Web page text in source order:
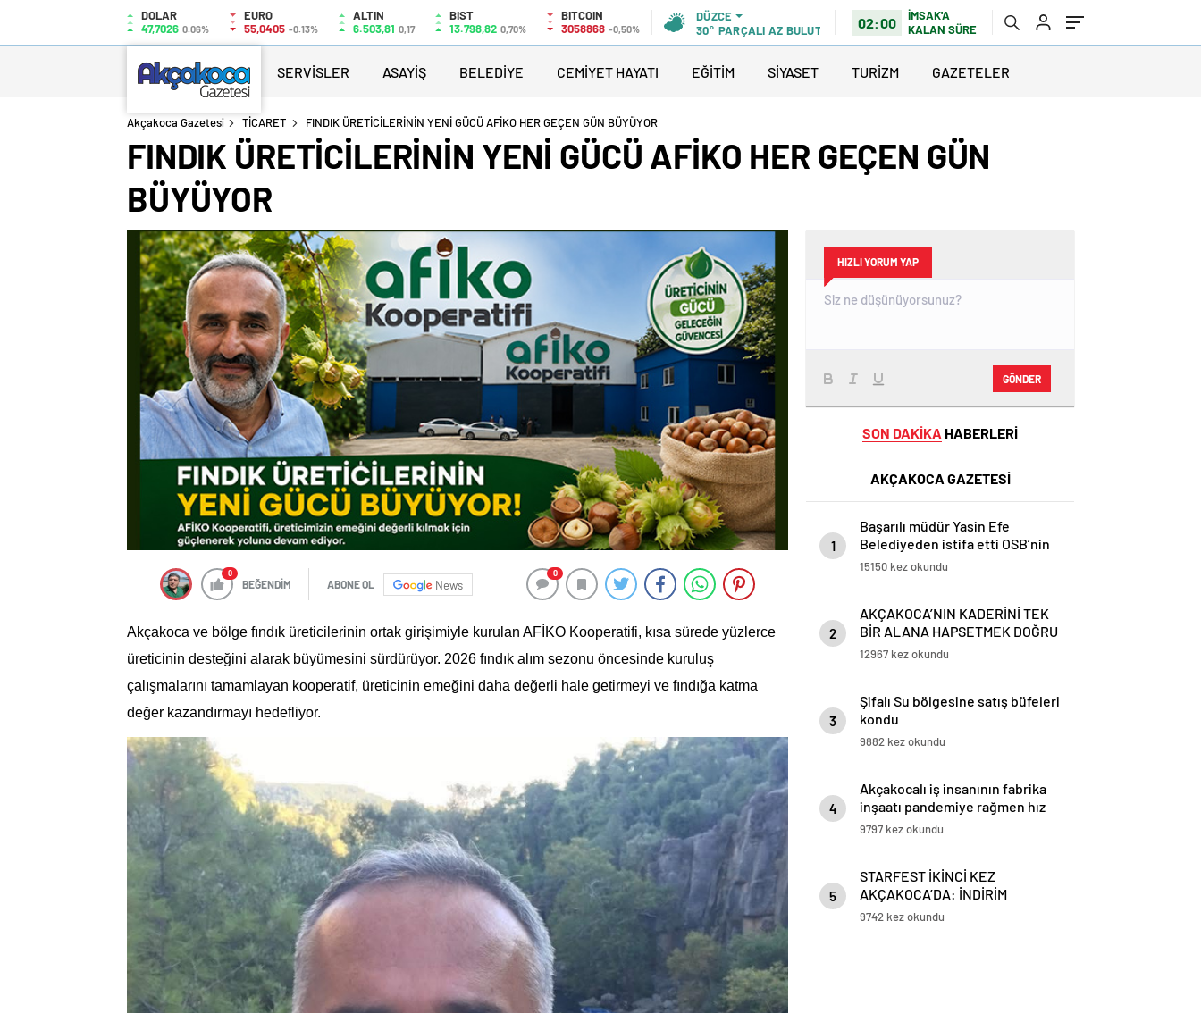
DOLAR
47,7026 0.06%
EURO
55,0405 -0.13%
ALTIN
6.503,81 0,17
BIST
13.798,82 0,70%
BITCOIN
3058868 -0,50%
DÜZCE
30° PARÇALI AZ BULUTLU 02:00
İMSAK'A
KALAN SÜRE
SERVİSLER ASAYİŞ BELEDİYE CEMİYET HAYATI EĞİTİM SİYASET TURİZM GAZETELER
Akçakoca Gazetesi TİCARET FINDIK ÜRETİCİLERİNİN YENİ GÜCÜ AFİKO HER GEÇEN GÜN BÜYÜYOR
FINDIK ÜRETİCİLERİNİN YENİ GÜCÜ AFİKO HER GEÇEN GÜN
BÜYÜYOR
0
BEĞENDİM ABONE OL News
0
Akçakoca ve bölge fındık üreticilerinin ortak girişimiyle kurulan AFİKO Kooperatifi, kısa sürede yüzlerce
üreticinin desteğini alarak büyümesini sürdürüyor. 2026 fındık alım sezonu öncesinde kuruluş
çalışmalarını tamamlayan kooperatif, üreticinin emeğini daha değerli hale getirmeyi ve fındığa katma
değer kazandırmayı hedefliyor.
HIZLI YORUM YAP
GÖNDER
SON DAKİKA HABERLERİ
AKÇAKOCA GAZETESİ
1
Başarılı müdür Yasin Efe
Belediyeden istifa etti OSB’nin
başına geçiyor
15150 kez okundu
2
AKÇAKOCA’NIN KADERİNİ TEK
BİR ALANA HAPSETMEK DOĞRU
DEĞİL
12967 kez okundu
3
Şifalı Su bölgesine satış büfeleri
kondu
9882 kez okundu
4
Akçakocalı iş insanının fabrika
inşaatı pandemiye rağmen hız
kesmiyor
9797 kez okundu
5
STARFEST İKİNCİ KEZ
AKÇAKOCA’DA: İNDİRİM
STANTLARINA YOĞUN İLGİ
9742 kez okundu